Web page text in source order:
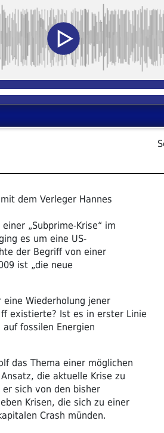
dem Verleger Hannes
„Subprime-Krise“ im
es um eine US-
der Begriff von einer
ist „die neue
Wiederholung jener
existierte? Ist es in erster Linie
fossilen Energien
das Thema einer möglichen
die aktuelle Krise zu
sich von den bisher
Krisen, die sich zu einer
Crash münden.